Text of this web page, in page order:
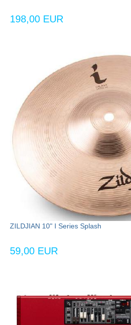
198,00 EUR
ZILDJIAN 10" I Series Splash
59,00 EUR